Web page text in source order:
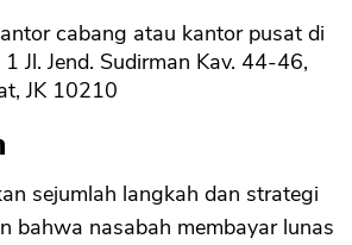
cabang atau kantor pusat di
Jl. Jend. Sudirman Kav. 44-46,
JK 10210
sejumlah langkah dan strategi
bahwa nasabah membayar lunas